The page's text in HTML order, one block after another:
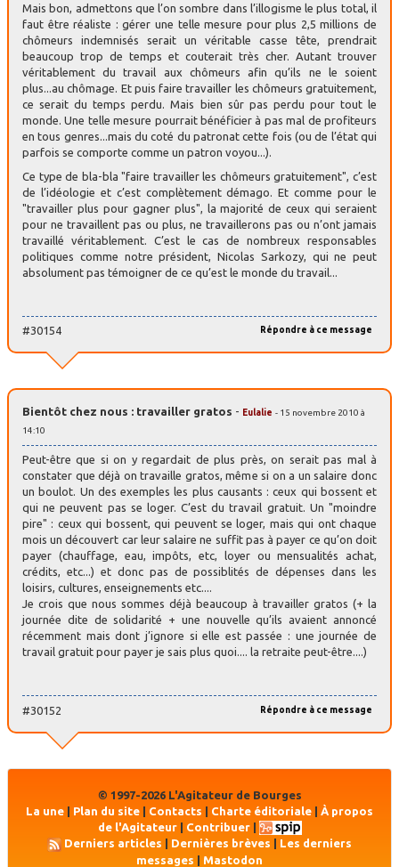
Mais bon, admettons que l’on sombre dans l’illogisme le plus total, il
faut être réaliste : gérer une telle mesure pour plus 2,5 millions de
chômeurs indemnisés serait un véritable casse tête, prendrait
beaucoup trop de temps et couterait très cher. Autant trouver
véritablement du travail aux chômeurs afin qu’ils ne le soient
plus...au chômage. Et puis faire travailler les chômeurs gratuitement,
ce serait du temps perdu. Mais bien sûr pas perdu pour tout le
monde. Une telle mesure pourrait bénéficier à pas mal de profiteurs
en tous genres...mais du coté du patronat cette fois (ou de l’état qui
parfois se comporte comme un patron voyou...).
Ce type de bla-bla "faire travailler les chômeurs gratuitement", c’est
de l’idéologie et c’est complètement démago. Et comme pour le
"travailler plus pour gagner plus", la majorité de ceux qui seraient
pour ne travaillent pas ou plus, ne travaillerons pas ou n’ont jamais
travaillé véritablement. C’est le cas de nombreux responsables
politiques comme notre président, Nicolas Sarkozy, qui ne peut
absolument pas témoigner de ce qu’est le monde du travail...
Répondre à ce message
#30154
Bientôt chez nous : travailler gratos - Eulalie - 15 novembre 2010 à
14:10
Peut-être que si on y regardait de plus près, on serait pas mal à
constater que déjà on travaille gratos, même si on a un salaire donc
un boulot. Un des exemples les plus causants : ceux qui bossent et
qui ne peuvent pas se loger. C’est du travail gratuit. Un "moindre
pire" : ceux qui bossent, qui peuvent se loger, mais qui ont chaque
mois un découvert car leur salaire ne suffit pas à payer ce qu’on doit
payer (chauffage, eau, impôts, etc, loyer ou mensualités achat,
crédits, etc...) et donc pas de possiblités de dépenses dans les
loisirs, cultures, enseignements etc....
Je crois que nous sommes déjà beaucoup à travailler gratos (+ la
journée dite de solidarité + une nouvelle qu’ils avaient annoncé
récemment mais dont j’ignore si elle est passée : une journée de
travail gratuit pour payer je sais plus quoi.... la retraite peut-être....)
Répondre à ce message
#30152
© 1997-2026 L'Agitateur de Bourges
La une | Plan du site | Contacts | Charte éditoriale | À propos
de l'Agitateur| Contribuer|
Derniers articles
Dernières brèves
Les derniers
messages | Mastodon